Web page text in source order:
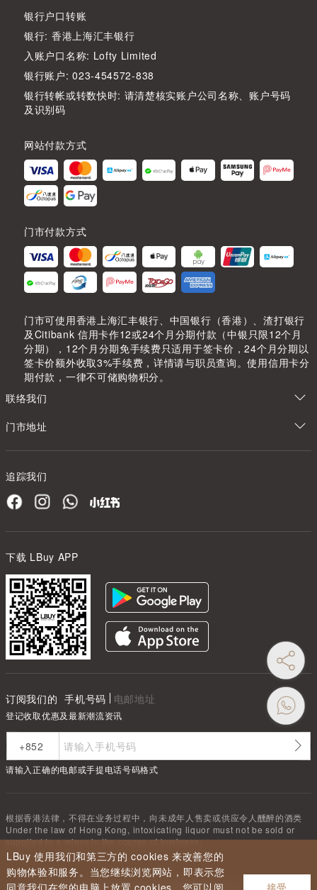
LBuy 使用我们和第三方的 cookies 来改善您的
购物体验和服务。当您继续浏览网站，即表示您
同意我们在您的电脑上放置 cookies。您可以阅
接受
银行户口转账
银行: 香港上海汇丰银行
入账户口名称: Lofty Limited
银行账户: 023-454572-838
银行转帐或转数快时: 请清楚核实账户公司名称、账户号码
及识别码
网站付款方式
门市付款方式
门市可使用香港上海汇丰银行、中国银行（香港）、渣打银行
及Citibank 信用卡作12或24个月分期付款（中银只限12个月
分期），12个月分期免手续费只适用于签卡价，24个月分期以
签卡价额外收取3%手续费，详情请与职员查询。使用信用卡分
期付款，一律不可储购物积分。
联络我们
门市地址
追踪我们
下载 LBuy APP
订阅我们的 手机号码 电邮地址
登记收取优惠及最新潮流资讯
请输入正确的电邮或手提电话号码格式
根据香港法律，不得在业务过程中，向未成年人售卖或供应令人醺醉的酒类
Under the law of Hong Kong, intoxicating liquor must not be sold or
supplied to a minor in the course of business.
Copyright ©2026LBUY @ 深圳市驿商科技有限公司 All Rights